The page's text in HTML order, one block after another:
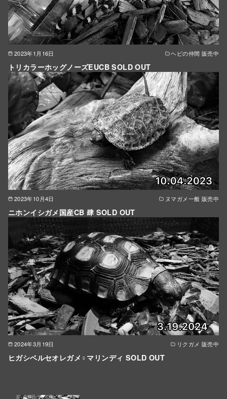
2023年1月16日 ヘビの仲間 販売中
トリカラーホッグノーズEUCB SOLD OUT
2023年10月4日 ヌマガメ一般 販売中
ニホンイシガメ国産CB 肆 SOLD OUT
2024年3月19日 リクガメ 販売中
ヒガシベルセオレガメ♀マリンディ SOLD OUT